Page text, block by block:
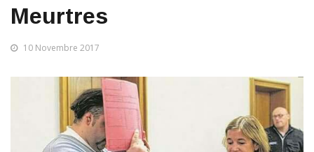
Meurtres
10 Novembre 2017